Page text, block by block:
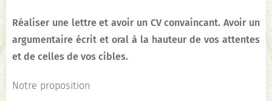
Réaliser une lettre et avoir un CV convaincant. Avoir un
argumentaire écrit et oral à la hauteur de vos attentes
et de celles de vos cibles.
Notre proposition